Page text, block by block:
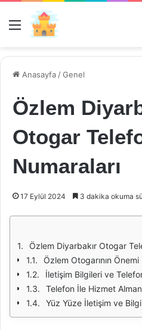
Menü
Anasayfa /Genel
Özlem
Otogar
Numaraları
17 Eylül 2024 3 dakika okuma
Özlem Diyarbakır Otogar Telefon
Özlem Otogarının Önemi
İletişim Bilgileri ve
Telefon İle Hizmet
Yüz Yüze İletişim ve